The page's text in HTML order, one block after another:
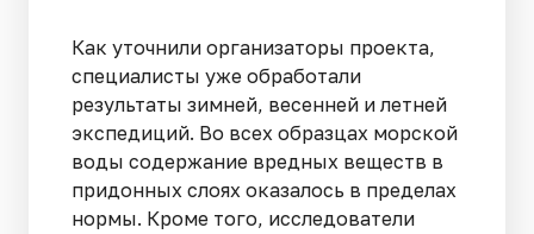
Как уточнили организаторы проекта,
специалисты уже обработали
результаты зимней, весенней и летней
экспедиций. Во всех образцах морской
воды содержание вредных веществ в
придонных слоях оказалось в пределах
нормы. Кроме того, исследователи